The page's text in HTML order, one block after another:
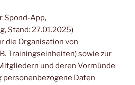
Spond-App,
Stand: 27.01.2025)
die Organisation von
Trainingseinheiten) sowie zur
und deren Vormünde
Daten